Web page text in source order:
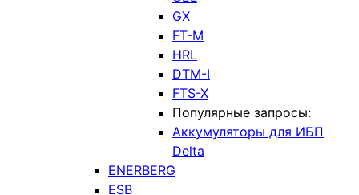
GX
FT-M
HRL
DTM-I
FTS-X
Популярные запросы:
Аккумуляторы для ИБП
Delta
ENERBERG
ESB